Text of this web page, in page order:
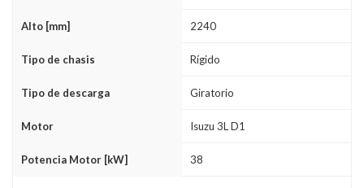
Alto [mm] 2240
Tipo de chasis Rígido
Tipo de descarga Giratorio
Motor Isuzu 3L D1
Potencia Motor [kW] 38